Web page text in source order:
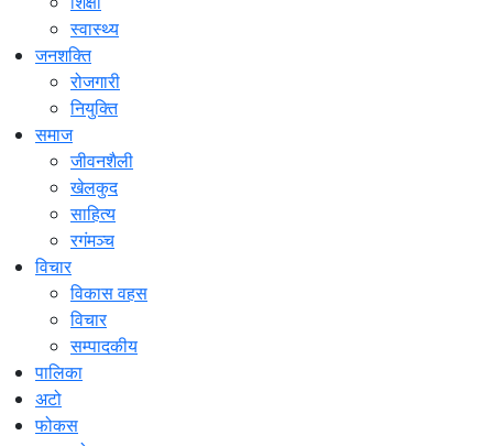
स्वास्थ्य
जनशक्ति
रोजगारी
नियुक्ति
समाज
जीवनशैली
खेलकुद
साहित्य
रगंमञ्च
विचार
विकास वहस
विचार
सम्पादकीय
पालिका
अटो
फोकस